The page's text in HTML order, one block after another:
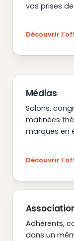
vos prises
Découvrir
Médias
Salons,
matinées
marques en
Découvrir
Adhérents,
dans un